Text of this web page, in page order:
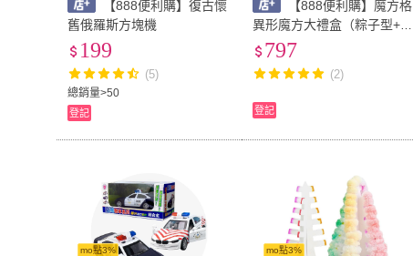
【888便利購】復古懷
舊俄羅斯方塊機
總銷量>50
199
(5)
登記
【888便利購】魔方格
異形魔方大禮盒（粽子型+金
字塔+斜轉型+五邊型+魔方秘
權）
797
(2)
登記
mo點3% mo點3%